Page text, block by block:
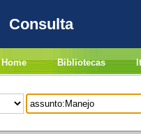
Consulta
Home Bibliotecas